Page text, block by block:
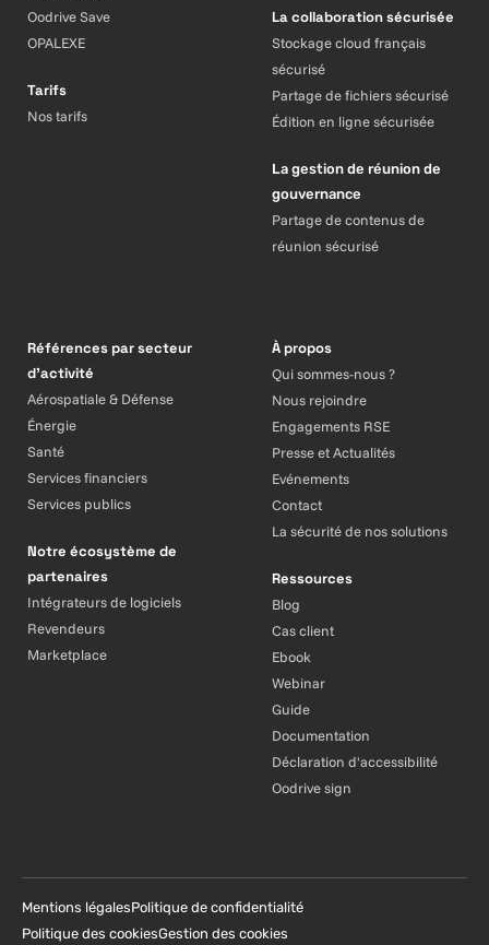
Oodrive Save
OPALEXE
Tarifs
Nos tarifs
La collaboration sécurisée
Stockage cloud français
sécurisé
Partage de fichiers sécurisé
Édition en ligne sécurisée
La gestion de réunion de
gouvernance
Partage de contenus de
réunion sécurisé
Références par secteur
d’activité
Aérospatiale & Défense
Énergie
Santé
Services financiers
Services publics
Notre écosystème de
partenaires
Intégrateurs de logiciels
Revendeurs
Marketplace
À propos
Qui sommes-nous ?
Nous rejoindre
Engagements RSE
Presse et Actualités
Evénements
Contact
La sécurité de nos solutions
Ressources
Blog
Cas client
Ebook
Webinar
Guide
Documentation
Déclaration d'accessibilité
Oodrive sign
Mentions légalesPolitique de confidentialité
Politique des cookiesGestion des cookies